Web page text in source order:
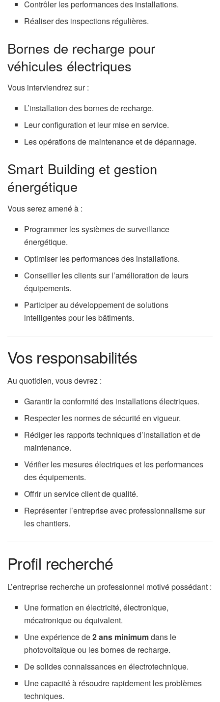
Contrôler les performances des installations.
Réaliser des inspections régulières.
Bornes de recharge pour
véhicules électriques
Vous interviendrez sur :
L’installation des bornes de recharge.
Leur configuration et leur mise en service.
Les opérations de maintenance et de dépannage.
Smart Building et gestion
énergétique
Vous serez amené à :
Programmer les systèmes de surveillance
énergétique.
Optimiser les performances des installations.
Conseiller les clients sur l’amélioration de leurs
équipements.
Participer au développement de solutions
intelligentes pour les bâtiments.
Vos responsabilités
Au quotidien, vous devrez :
Garantir la conformité des installations électriques.
Respecter les normes de sécurité en vigueur.
Rédiger les rapports techniques d’installation et de
maintenance.
Vérifier les mesures électriques et les performances
des équipements.
Offrir un service client de qualité.
Représenter l’entreprise avec professionnalisme sur
les chantiers.
Profil recherché
L’entreprise recherche un professionnel motivé possédant :
Une formation en électricité, électronique,
mécatronique ou équivalent.
Une expérience de2 ans minimumdans le
photovoltaïque ou les bornes de recharge.
De solides connaissances en électrotechnique.
Une capacité à résoudre rapidement les problèmes
techniques.